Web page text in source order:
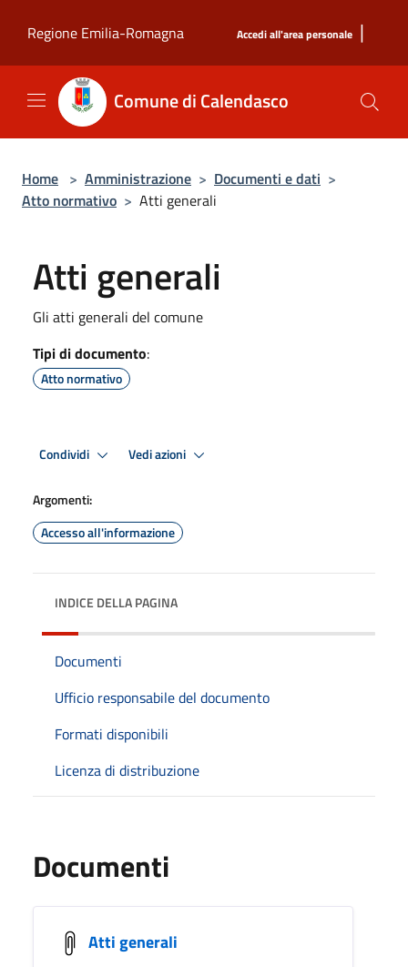
Regione Emilia-Romagna
Accedi all'area personale |
Comune di Calendasco
Home > Amministrazione > Documenti e dati >
Atto normativo > Atti generali
Atti generali
Gli atti generali del comune
Tipi di documento:
Atto normativo
Condividi Vedi azioni
Argomenti:
Accesso all'informazione
INDICE DELLA PAGINA
Documenti
Ufficio responsabile del documento
Formati disponibili
Licenza di distribuzione
Documenti
Atti generali